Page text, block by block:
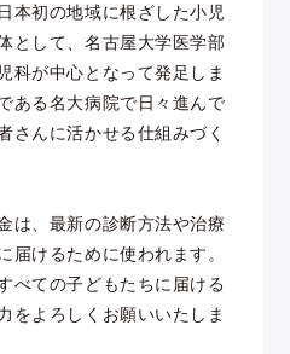
本初の地域に根ざした小児
として、名古屋大学医学部
科が中心となって発足しま
ある名大病院で日々進んで
さんに活かせる仕組みづく
は、最新の診断方法や治療
届けるために使われます。
べての子どもたちに届ける
をよろしくお願いいたしま